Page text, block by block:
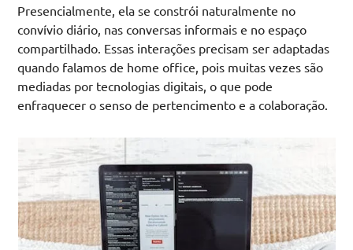
Presencialmente, ela se constrói naturalmente no
convívio diário, nas conversas informais e no espaço
compartilhado. Essas interações precisam ser adaptadas
quando falamos de home office, pois muitas vezes são
mediadas por tecnologias digitais, o que pode
enfraquecer o senso de pertencimento e a colaboração.